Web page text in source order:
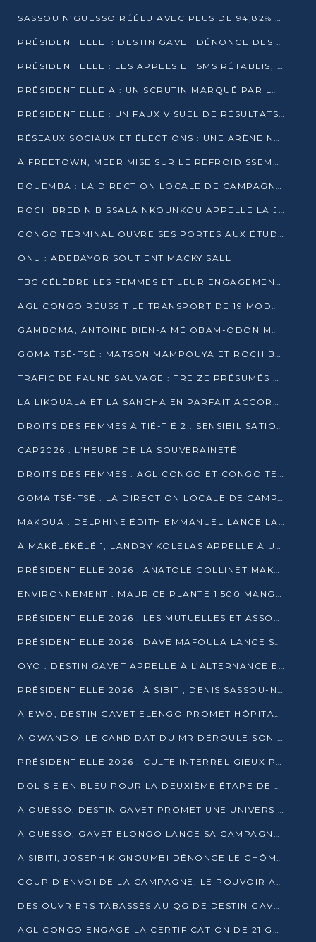
SASSOU N’GUESSO RÉÉLU AVEC PLUS DE 94,82% DES VOIX
PRÉSIDENTIELLE : DESTIN GAVET DÉNONCE DES IRRÉGULARITÉS ET REVENDIQUE LA VICTOIRE
PRÉSIDENTIELLE : LES APPELS ET SMS RÉTABLIS, INTERNET RESTE BLOQUÉ
PRÉSIDENTIELLE A : UN SCRUTIN MARQUÉ PAR LA COUPURE D’INTERNET ET UNE AFFLUENCE TIMIDE À BRAZZAVILLE
PRÉSIDENTIELLE : UN FAUX VISUEL DE RÉSULTATS CIRCULE
RÉSEAUX SOCIAUX ET ÉLECTIONS : UNE ARÈNE NUMÉRIQUE EN PLEINE MUTATION AU CONGO
À FREETOWN, MEER MISE SUR LE REFROIDISSEMENT PASSIF FACE À LA CHALEUR EXTRÊME
BOUEMBA : LA DIRECTION LOCALE DE CAMPAGNE DE DENIS SASSOU N’GUESSO MULTIPLIE LES ACTIVITÉS DE MOBILISATION
ROCH BREDIN BISSALA NKOUNKOU APPELLE LA JEUNESSE DE GOMA TSÉ-TSÉ À UN VOTE MASSIF POUR DENIS SASSOU NGUESSO
CONGO TERMINAL OUVRE SES PORTES AUX ÉTUDIANTS EN TRANSPORT ET LOGISTIQUE
ONU : ADEBAYOR SOUTIENT MACKY SALL
TBC CÉLÈBRE LES FEMMES ET LEUR ENGAGEMENT À L’OCCASION DU 8 MARS
AGL CONGO RÉUSSIT LE TRANSPORT DE 19 MODULES HORS GABARIT ENTRE POINTE-NOIRE ET BRAZZAVILLE
GAMBOMA, ANTOINE BIEN-AIMÉ OBAM-ODON MOBILISE LES 32 148 ÉLECTEURS EN FAVEUR DE DENIS SASSOU NGUESSO
GOMA TSÉ-TSÉ : MATSON MAMPOUYA ET ROCH BREDIN BISSALA NKOUNKOU EN CAMPAGNE DE PROXIMITÉ
TRAFIC DE FAUNE SAUVAGE : TREIZE PRÉSUMÉS TRAFIQUANTS INTERPELLÉS AU CONGO EN 2025
LA LIKOUALA ET LA SANGHA EN PARFAIT ACCORD AVEC LE PROJET DE SOCIÉTÉ DU CANDIDAT DENIS SASSOU-N’GUESSO
DROITS DES FEMMES À TIÉ-TIÉ 2 : SENSIBILISATION ET PÉDAGOGIE SUR LE DROIT DE VOTE
CAP2026 : L’HEURE DE LA SOUVERAINETÉ
DROITS DES FEMMES : AGL CONGO ET CONGO TERMINAL METTENT EN AVANT LE LEADERSHIP FÉMININ
GOMA TSÉ-TSÉ : LA DIRECTION LOCALE DE CAMPAGNE INTENSIFIE LA SENSIBILISATION DANS LES VILLAGES
MAKOUA : DELPHINE ÉDITH EMMANUEL LANCE LA CAMPAGNE POUR DENIS SASSOU-N’GUESSO
À MAKÉLÉKÉLÉ 1, LANDRY KOLELAS APPELLE À UNE MOBILISATION MASSIVE EN FAVEUR DE DENIS SASSOU-N’GUESSO
PRÉSIDENTIELLE 2026 : ANATOLE COLLINET MAKOSSO DÉFEND LE PROJET DE SOCIÉTÉ DE DENIS SASSOU NGUESSO
ENVIRONNEMENT : MAURICE PLANTE 1 500 MANGROVES POUR HONORER WANGARI MAATHAI
PRÉSIDENTIELLE 2026 : LES MUTUELLES ET ASSOCIATIONS S’IMPLIQUENT DANS LA CAMPAGNE ÉLECTORALE À TIÉ-TIÉ 2 (POINTE-NOIRE)
PRÉSIDENTIELLE 2026 : DAVE MAFOULA LANCE SA « VAGUE DU NOUVEAU DÉPART » À IMPFONDO
OYO : DESTIN GAVET APPELLE À L’ALTERNANCE ET À LA RESPONSABILITÉ DE LA JEUNESSE
PRÉSIDENTIELLE 2026 : À SIBITI, DENIS SASSOU-N’GUESSO PARIE SUR LES RESSOURCES DE LA LEKOUMOU
À EWO, DESTIN GAVET ELENGO PROMET HÔPITAL, CHEMIN DE FER ET AUDIT DES FINANCES PUBLIQUES
À OWANDO, LE CANDIDAT DU MR DÉROULE SON PROGRAMME DE “CHANGEMENT”
PRÉSIDENTIELLE 2026 : CULTE INTERRELIGIEUX POUR LA PAIX À OUENZÉ
DOLISIE EN BLEU POUR LA DEUXIÈME ÉTAPE DE CAMPAGNE DE DSN
À OUESSO, DESTIN GAVET PROMET UNE UNIVERSITÉ POUR LA SANGHA
À OUESSO, GAVET ELONGO LANCE SA CAMPAGNE SOUS LE SIGNE DU RENOUVEAU
À SIBITI, JOSEPH KIGNOUMBI DÉNONCE LE CHÔMAGE ET LES DÉFAILLANCES DE L’ÉTAT
COUP D’ENVOI DE LA CAMPAGNE, LE POUVOIR À POINTE-NOIRE, L’OPPOSITION À OUESSO ET SIBITI
DES OUVRIERS TABASSÉS AU QG DE DESTIN GAVET À 24 HEURES DE L’OUVERTURE DE LA CAMPAGNE
AGL CONGO ENGAGE LA CERTIFICATION DE 21 GRUTIERS AUX NORMES INTERNATIONALES